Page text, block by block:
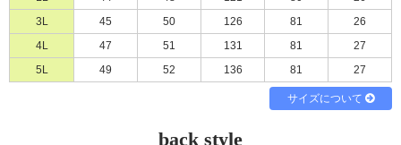
3L
45 50 126 81
26
4L
47 51 131 81
27
5L
49 52 136 81 27
サイズについて
back style